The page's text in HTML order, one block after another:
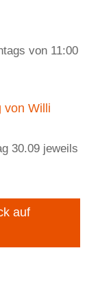
von 11:00
von Willi
30.09 jeweils
auf